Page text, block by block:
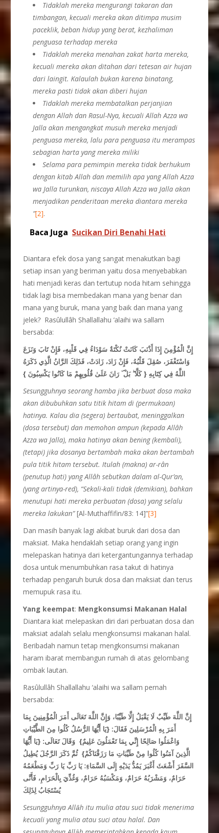
Tidaklah mereka mengurangi takaran dan
timbangan, kecuali mereka akan ditimpa musim
paceklik,beban hidup yang berat, kezhaliman
penguasa terhadap mereka
Tidaklah mereka menahan zakat harta mereka,
kecuali mereka akan ditahan dari tetesan air hujan
dari laingit. Kalaulah bukan karena binatang,
mereka pasti tidak akan diberi hujan
Tidaklah mereka membatalkan perjanjian
dengan Allah dan Rasul-Nya, kecuali Allah Azza wa
Jalla akan mengangkat musuh mereka menjadi
penguasa mereka, lalu para penguasa itu merampas
sebagian harta yang mereka miliki
Selama para pemimpin mereka tidak berhukum
dengan kitab Allah dan memilih apa yang Allah Azza
wa Jalla turunkan, niscaya Allah Azza wa Jalla akan
menjadikan penderitaan mereka diantara mereka
”[2].
Baca Juga Sucikan Diri Benahi Hati
Diantara efek dosa yang sangat menakutkan bagi
setiap insan yang beriman yaitu dosa menyebabkan
hati menjadi keras dan tertutup noda hitam sehingga
tidak lagi bisa membedakan mana yang benar dan
mana yang buruk, mana yang baik dan mana yang
jelek? Rasûlullâh Shallallahu ‘alaihi wa sallam
bersabda:
إِنَّ الْمُؤْمِنَ إِذَا أَذْنَبَ كَانَتْ نُكْتَةٌ سَوْدَاءُ فِي قَلْبِهِ، فَإِنْ تَابَ وَنَزَعَ
وَاسْتَغْفَرَ، صُقِلَ قَلْبُهُ، فَإِنْ زَادَ، زَادَتْ، فَذَلِكَ الرَّانُ الَّذِي ذَكَرَهُ
اللَّهُ فِي كِتَابِهِ { كَلَّاۖ بَلْۜرَانَ عَلَىٰ قُلُوبِهِمْ مَا كَانُوا يَكْسِبُونَ }
Sesungguhnya seorang hamba jika berbuat dosa maka
akan dibubuhkan satu titik hitam di (permukaan)
hatinya. Kalau dia (segera) bertaubat, meninggalkan
(dosa tersebut) dan memohon ampun (kepada Allâh
Azza wa Jalla), maka hatinya akan bening (kembali),
(tetapi) jika dosanya bertambah maka akan bertambah
pula titik hitam tersebut. Itulah (makna) ar-rân
(penutup hati) yang Allâh sebutkan dalam al-Qur’an,
(yang artinya-red), “Sekali-kali tidak (demikian), bahkan
menutupi hati mereka perbuatan (dosa) yang selalu
mereka lakukan”[Al-Muthaffifin/83: 14]”[3]
Dan masih banyak lagi akibat buruk dari dosa dan
maksiat. Maka hendaklah setiap orang yang ingin
melepaskan hatinya dari ketergantungannya terhadap
dosa untuk menumbuhkan rasa takut di hatinya
terhadap pengaruh buruk dosa dan maksiat dan terus
memupuk rasa itu.
Yang keempat: Mengkonsumsi Makanan Halal
Diantara kiat melepaskan diri dari perbuatan dosa dan
maksiat adalah selalu mengkonsumsi makanan halal.
Beribadah namun tetap mengkonsumsi makanan
haram ibarat membangun rumah di atas gelombang
ombak lautan.
Rasûlullâh Shallallahu ‘alaihi wa sallam pernah
bersabda:
إِنَّ اللَّهَ طَيِّبٌ لَا يَقْبَلُ إِلَّا طَيِّبًا، وَإِنَّ اللَّهَ تَعَالَى أَمَرَ الْمُؤْمِنِينَ بِمَا
أَمَرَ بِهِ الْمُرْسَلِينَ فَقَالَ: {يَا أَيُّهَا الرُّسُلُ كُلُوا مِنَ الطَّيِّبَاتِ
وَاعْمَلُوا صَالِحًا إِنِّي بِمَا تَعْمَلُونَ عَلِيمٌ} وَقَالَ تَعَالَى: {يَا أَيُّهَا
الَّذِينَ آمَنُوا كُلُوا مِنْ طَيِّبَاتِ مَا رَزَقْنَاكُمْ} ثُمَّ ذَكَرَ الرَّجُلَ يُطِيلُ
السَّفَرَ أَشْعَثَ أَغْبَرَ يَمُدُّ يَدَيْهِ إِلَى السَّمَاءِ: يَا رَبِّ يَا رَبِّ وَمَطْعَمُهُ
حَرَامٌ، وَمَشْرَبُهُ حَرَامٌ، وَمَكْسَبُهُ حَرَامٌ، وَغُذِّيَ بِالْحَرَامِ، فَأَنَّى
يُسْتَجَابُ لِذَلِكَ
Sesungguhnya Allȃh itu mulia atau suci tidak menerima
kecuali yang mulia atau suci atau halal. Dan